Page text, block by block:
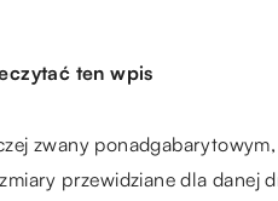
ten wpis
zwany
przewidziane dla danej